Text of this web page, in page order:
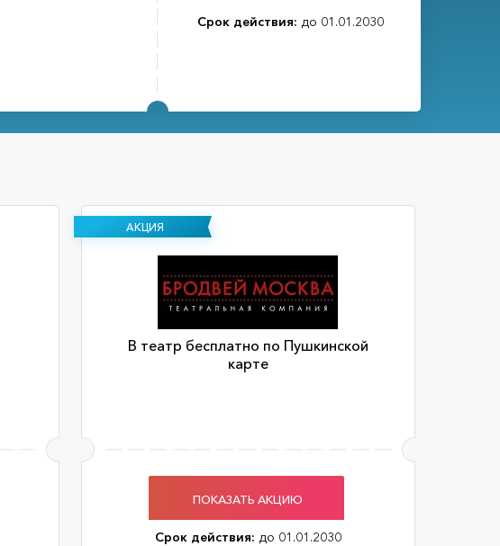
Срок действия: до 01.01.2030
АКЦИЯ
В театр бесплатно по Пушкинской
карте
ПОКАЗАТЬ АКЦИЮ
Срок действия: до 01.01.2030